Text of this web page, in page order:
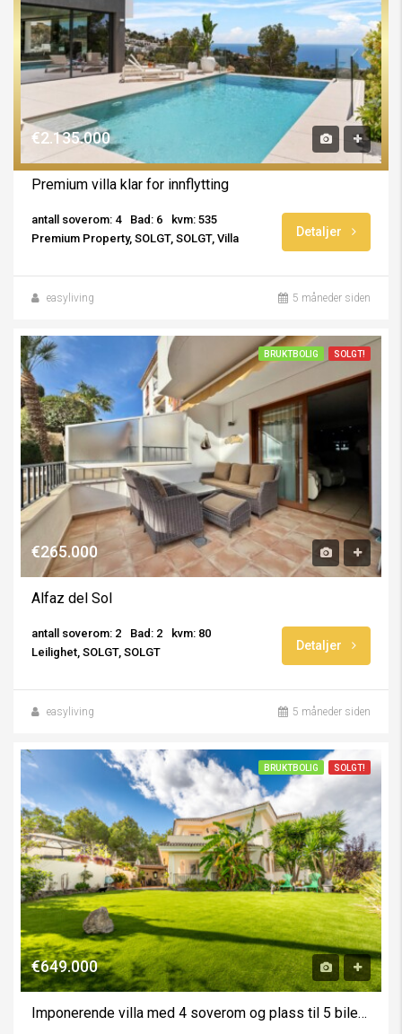
€2.135.000
Premium villa klar for innflytting
antall soverom: 4 Bad: 6
kvm: 535
Premium Property, SOLGT, SOLGT, Villa
Detaljer
easyliving 5 måneder siden
BRUKTBOLIG SOLGT!
€265.000
Alfaz del Sol
antall soverom: 2 Bad: 2
kvm: 80
Leilighet, SOLGT, SOLGT
Detaljer
easyliving 5 måneder siden
BRUKTBOLIG SOLGT!
€649.000
Imponerende villa med 4 soverom og plass til 5 biler – Alfaz del Pi